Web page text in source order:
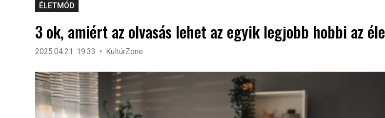
ÉLETMÓD
3 ok, amiért az olvasás lehet az egyik legjobb hobbi az
2025.04.21. 19:33 KultúrZone